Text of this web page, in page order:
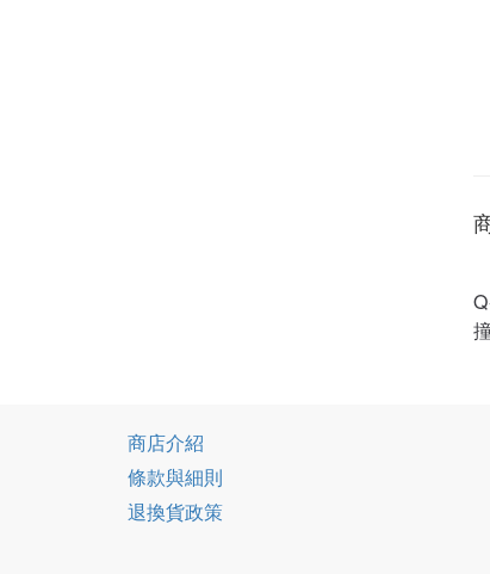
商店介紹
條款與細則
退換貨政策